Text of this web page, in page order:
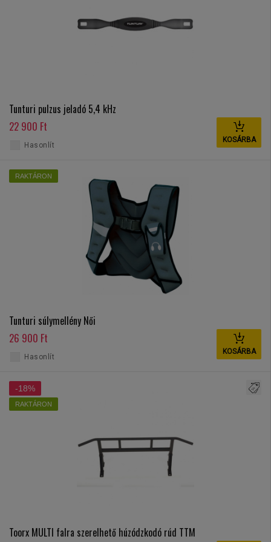
Tunturi pulzus jeladó 5,4 kHz
22 900 Ft
KOSÁRBA
Hasonlít
RAKTÁRON
Tunturi súlymellény Női
26 900 Ft
KOSÁRBA
Hasonlít
-18%
RAKTÁRON
Toorx MULTI falra szerelhető húzódzkodó rúd TTM